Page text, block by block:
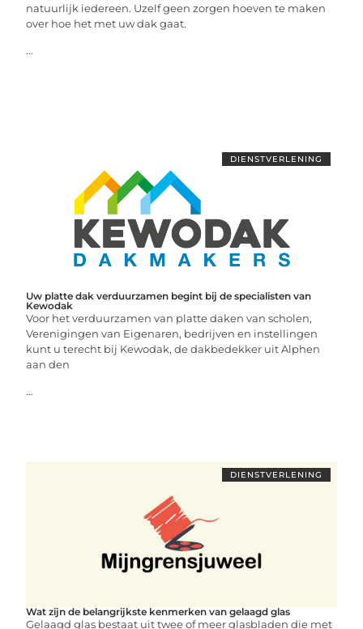
natuurlijk iedereen. Uzelf geen zorgen hoeven te maken
over hoe het met uw dak gaat.
...
DIENSTVERLENING
Uw platte dak verduurzamen begint bij de specialisten van
Kewodak
Voor het verduurzamen van platte daken van scholen,
Verenigingen van Eigenaren, bedrijven en instellingen
kunt u terecht bij Kewodak, de dakbedekker uit Alphen
aan den
...
DIENSTVERLENING
Wat zijn de belangrijkste kenmerken van gelaagd glas
Gelaagd glas bestaat uit twee of meer glasbladen die met